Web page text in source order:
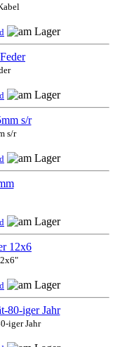
s/r
iger Jahr